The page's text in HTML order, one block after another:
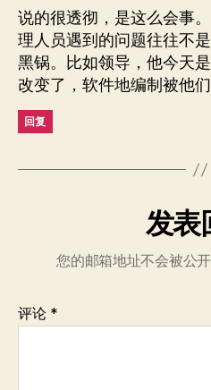
说的很透彻，是这么会事
理人员遇到的问题往往不
黑锅。比如领导，他今天
改变了，软件地编制被他
回复
发表
您的邮箱地址不会被公开
评论 *